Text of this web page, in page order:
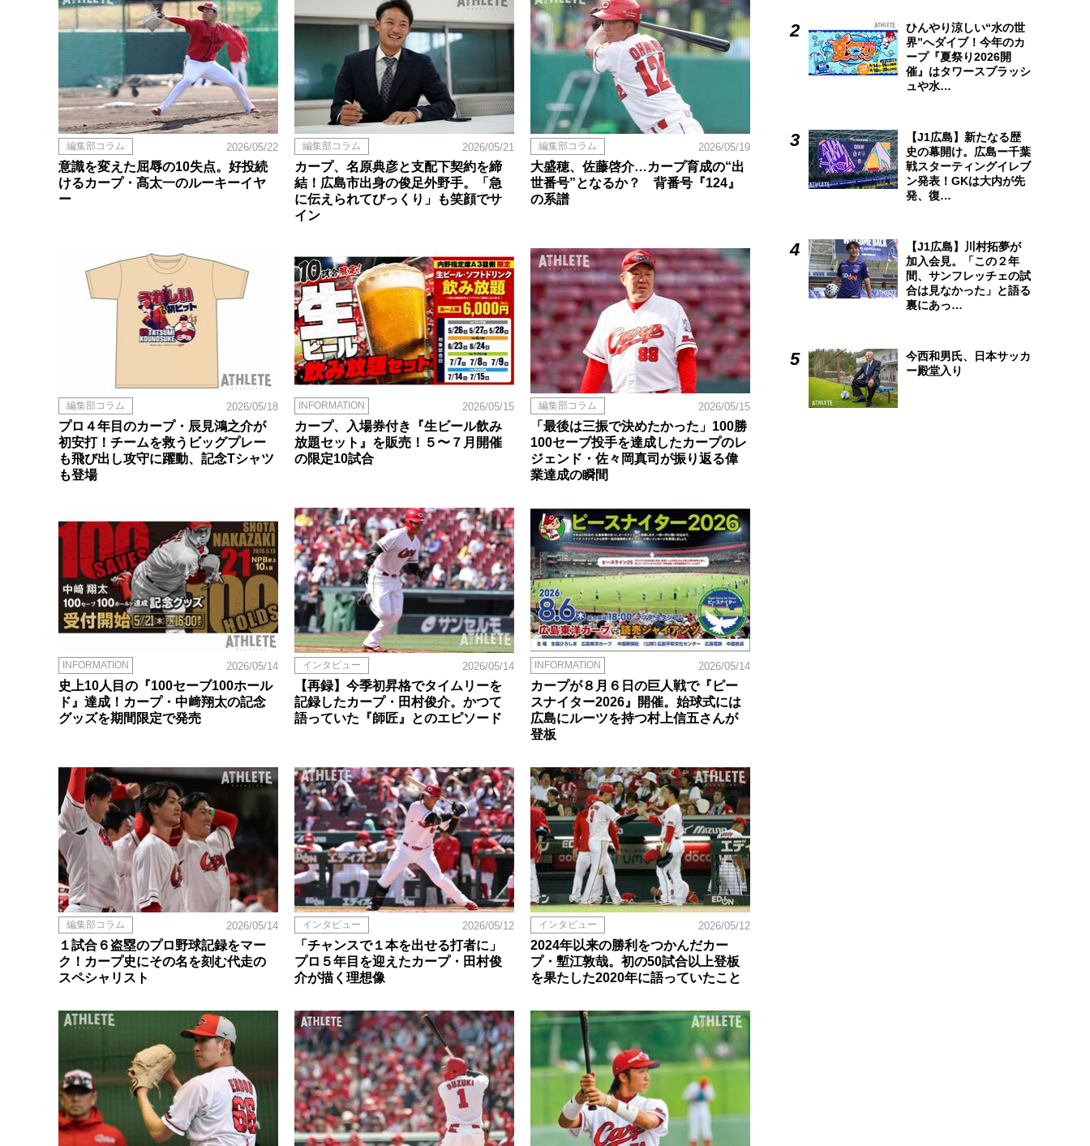
編集部コラム 2026/05/22
意識を変えた屈辱の10失点。好投続
けるカープ・髙太一のルーキーイヤ
ー
編集部コラム 2026/05/21
カープ、名原典彦と支配下契約を締
結！広島市出身の俊足外野手。「急
に伝えられてびっくり」も笑顔でサ
イン
編集部コラム 2026/05/19
大盛穂、佐藤啓介…カープ育成の“出
世番号”となるか？ 背番号『124』
の系譜
編集部コラム 2026/05/18
プロ４年目のカープ・辰見鴻之介が
初安打！チームを救うビッグプレー
も飛び出し攻守に躍動、記念Tシャツ
も登場
INFORMATION 2026/05/15
カープ、入場券付き『生ビール飲み
放題セット』を販売！５〜７月開催
の限定10試合
編集部コラム 2026/05/15
「最後は三振で決めたかった」100勝
100セーブ投手を達成したカープのレ
ジェンド・佐々岡真司が振り返る偉
業達成の瞬間
INFORMATION 2026/05/14
史上10人目の『100セーブ100ホール
ド』達成！カープ・中﨑翔太の記念
グッズを期間限定で発売
インタビュー 2026/05/14
【再録】今季初昇格でタイムリーを
記録したカープ・田村俊介。かつて
語っていた『師匠』とのエピソード
INFORMATION 2026/05/14
カープが８月６日の巨人戦で『ピー
スナイター2026』開催。始球式には
広島にルーツを持つ村上信五さんが
登板
編集部コラム 2026/05/14
１試合６盗塁のプロ野球記録をマー
ク！カープ史にその名を刻む代走の
スペシャリスト
インタビュー 2026/05/12
「チャンスで１本を出せる打者に」
プロ５年目を迎えたカープ・田村俊
介が描く理想像
インタビュー 2026/05/12
2024年以来の勝利をつかんだカー
プ・塹江敦哉。初の50試合以上登板
を果たした2020年に語っていたこと
ひんやり涼しい“水の世
界”へダイブ！今年のカ
ープ『夏祭り2026開
催』はタワースプラッシ
ュや水…
【J1広島】新たなる歴
史の幕開け。広島ー千葉
戦スターティングイレブ
ン発表！GKは大内が先
発、復…
【J1広島】川村拓夢が
加入会見。「この２年
間、サンフレッチェの試
合は見なかった」と語る
裏にあっ…
今西和男氏、日本サッカ
ー殿堂入り